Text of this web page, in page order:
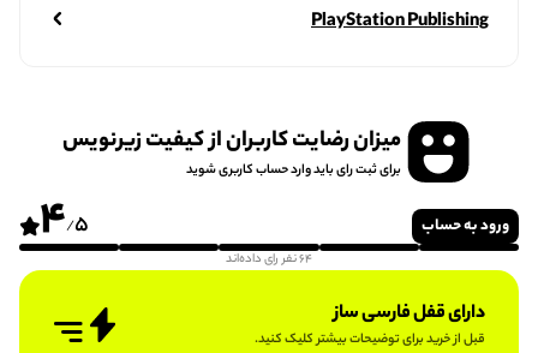
PlayStation Publishing
میزان رضایت کاربران از کیفیت زیرنویس
برای ثبت رای باید وارد حساب کاربری شوید
ورود به حساب 5
/
4
64 نفر رای داده‌اند
دارای قفل فارسی ساز
قبل از خرید برای توضیحات بیشتر کلیک کنید.